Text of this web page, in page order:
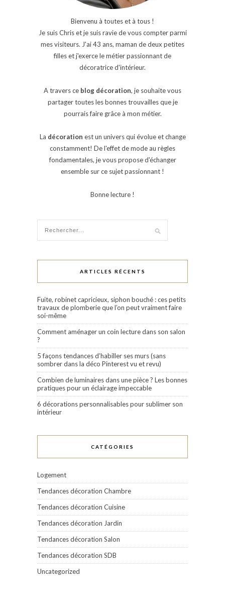
Bienvenu à toutes et à tous !
Je suis Chris et je suis ravie de vous compter parmi
mes visiteurs. J'ai 43 ans, maman de deux petites
filles et j'exerce le métier passionnant de
décoratrice d'intérieur.
A travers ce blog décoration, je souhaite vous
partager toutes les bonnes trouvailles que je
pourrais faire grâce à mon métier.
La décoration est un univers qui évolue et change
constamment! De l'effet de mode au règles
fondamentales, je vous propose d'échanger
ensemble sur ce sujet passionnant !
Bonne lecture !
ARTICLES RÉCENTS
Fuite, robinet capricieux, siphon bouché : ces petits
travaux de plomberie que l’on peut vraiment faire
soi-même
Comment aménager un coin lecture dans son salon
?
5 façons tendances d’habiller ses murs (sans
sombrer dans la déco Pinterest vu et revu)
Combien de luminaires dans une pièce ? Les bonnes
pratiques pour un éclairage impeccable
6 décorations personnalisables pour sublimer son
intérieur
CATÉGORIES
Logement
Tendances décoration Chambre
Tendances décoration Cuisine
Tendances décoration Jardin
Tendances décoration Salon
Tendances décoration SDB
Uncategorized